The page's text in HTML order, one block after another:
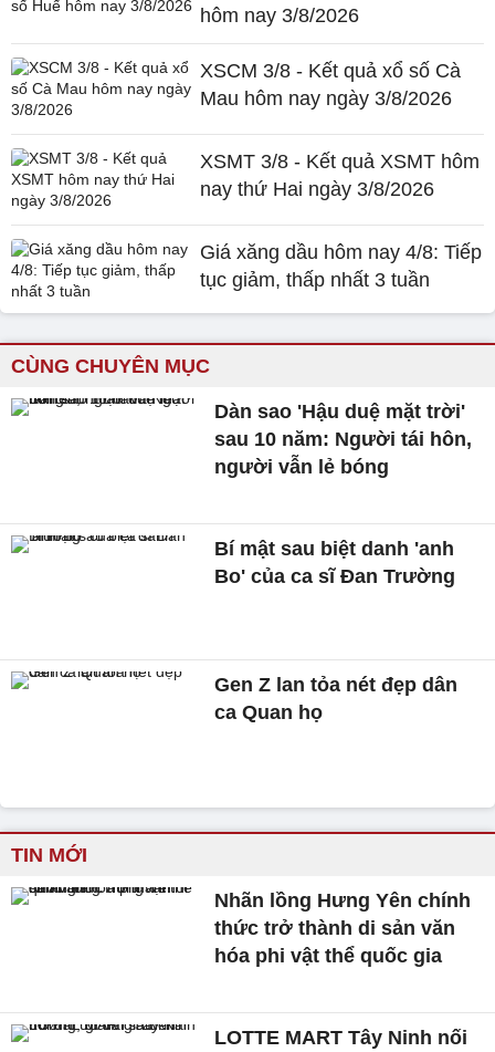
hôm nay 3/8/2026
XSCM 3/8 - Kết quả xổ số Cà
Mau hôm nay ngày 3/8/2026
XSMT 3/8 - Kết quả XSMT hôm
nay thứ Hai ngày 3/8/2026
Giá xăng dầu hôm nay 4/8: Tiếp
tục giảm, thấp nhất 3 tuần
CÙNG CHUYÊN MỤC
Dàn sao 'Hậu duệ mặt trời'
sau 10 năm: Người tái hôn,
người vẫn lẻ bóng
Bí mật sau biệt danh 'anh
Bo' của ca sĩ Đan Trường
Gen Z lan tỏa nét đẹp dân
ca Quan họ
TIN MỚI
Nhãn lồng Hưng Yên chính
thức trở thành di sản văn
hóa phi vật thể quốc gia
LOTTE MART Tây Ninh nối